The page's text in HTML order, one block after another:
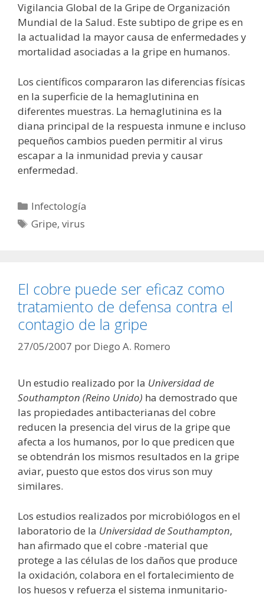
Vigilancia Global de la Gripe de Organización
Mundial de la Salud. Este subtipo de gripe es en
la actualidad la mayor causa de enfermedades y
mortalidad asociadas a la gripe en humanos.
Los científicos compararon las diferencias físicas
en la superficie de la hemaglutinina en
diferentes muestras. La hemaglutinina es la
diana principal de la respuesta inmune e incluso
pequeños cambios pueden permitir al virus
escapar a la inmunidad previa y causar
enfermedad.
Categorías
Infectología
Etiquetas
Gripe,virus
El cobre puede ser eficaz como
tratamiento de defensa contra el
contagio de la gripe
27/05/2007 por Diego A. Romero
Un estudio realizado por la Universidad de
Southampton (Reino Unido) ha demostrado que
las propiedades antibacterianas del cobre
reducen la presencia del virus de la gripe que
afecta a los humanos, por lo que predicen que
se obtendrán los mismos resultados en la gripe
aviar, puesto que estos dos virus son muy
similares.
Los estudios realizados por microbiólogos en el
laboratorio de la Universidad de Southampton,
han afirmado que el cobre -material que
protege a las células de los daños que produce
la oxidación, colabora en el fortalecimiento de
los huesos y refuerza el sistema inmunitario-